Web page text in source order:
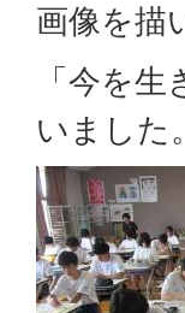
画像を描
「今を
いました。